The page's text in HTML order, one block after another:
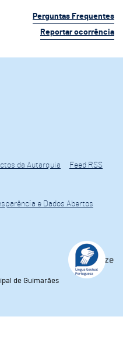
Perguntas Frequentes
Reportar ocorrência
da Autarquia Feed RSS
e Dados Abertos
de Guimarães